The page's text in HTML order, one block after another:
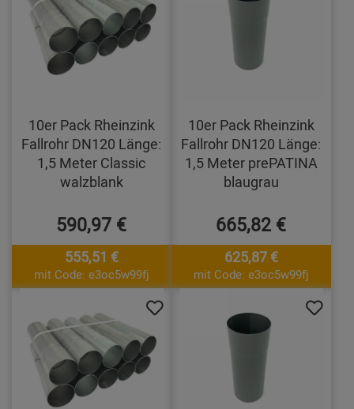
10er Pack Rheinzink
Fallrohr DN120 Länge:
1,5 Meter Classic
walzblank
590,97 €
555,51 €
mit Code: e3oc5w99fj
10er Pack Rheinzink
Fallrohr DN120 Länge:
1,5 Meter prePATINA
blaugrau
665,82 €
625,87 €
mit Code: e3oc5w99fj